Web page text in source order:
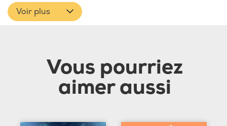
Voir plus
Vous pourriez
aimer aussi